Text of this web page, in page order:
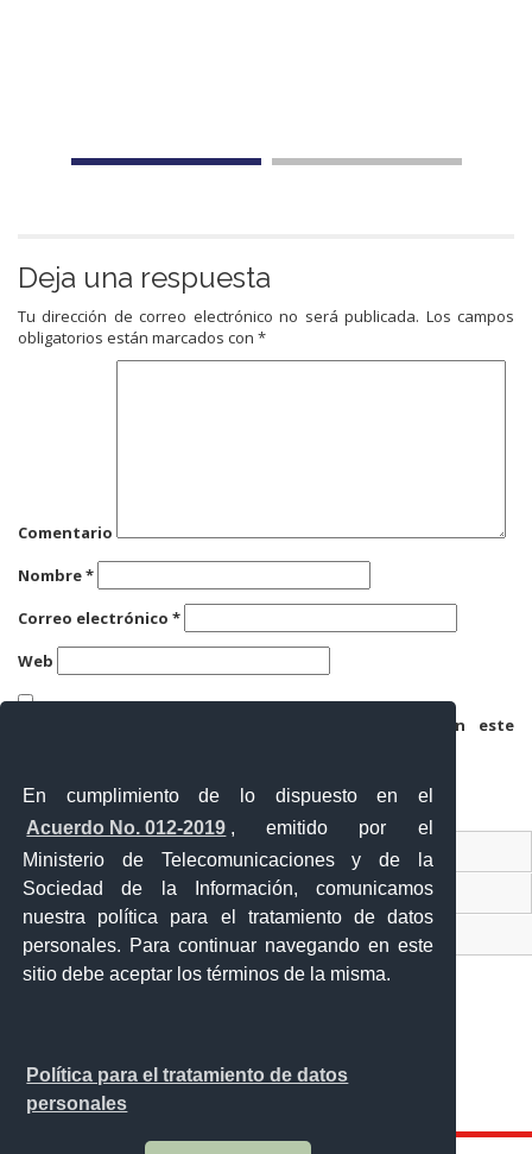
En cumplimiento de lo dispuesto en el
Acuerdo No. 012-2019 , emitido por el
Ministerio de Telecomunicaciones y de la
Sociedad de la Información, comunicamos
nuestra política para el tratamiento de datos
personales. Para continuar navegando en este
sitio debe aceptar los términos de la misma.
Política para el tratamiento de datos
personales
Deja una respuesta
Tu dirección de correo electrónico no será publicada. Los campos
obligatorios están marcados con *
Comentario
Nombre*
Correo electrónico *
Web
Guarda mi nombre, correo electrónico y web en este
Contacto Ciudadano
Ventanilla Única de Comercio Exterior
Sistema Nacional de Información (SNI)
Calle 12 de febrero y Vicente Rocafuerte
Orellana - Ecuador